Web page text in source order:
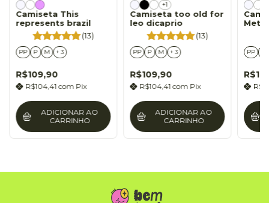
Camiseta This
represents brazil
(13)
PP P M + 3
R$109,90
R$104,41 com Pix
ADICIONAR AO
CARRINHO
+1
Camiseta too old for
leo dicaprio
(13)
PP P M + 3
R$109,90
R$104,41com Pix
ADICIONAR AO
CARRINHO
PP